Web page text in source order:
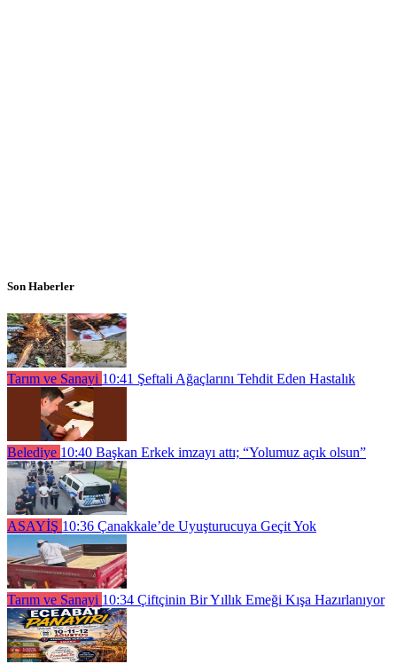
Son Haberler
Tarım ve Sanayi 10:41 Şeftali Ağaçlarını Tehdit Eden Hastalık
Belediye 10:40 Başkan Erkek imzayı attı; “Yolumuz açık olsun”
ASAYİŞ 10:36 Çanakkale’de Uyuşturucuya Geçit Yok
Tarım ve Sanayi 10:34 Çiftçinin Bir Yıllık Emeği Kışa Hazırlanıyor